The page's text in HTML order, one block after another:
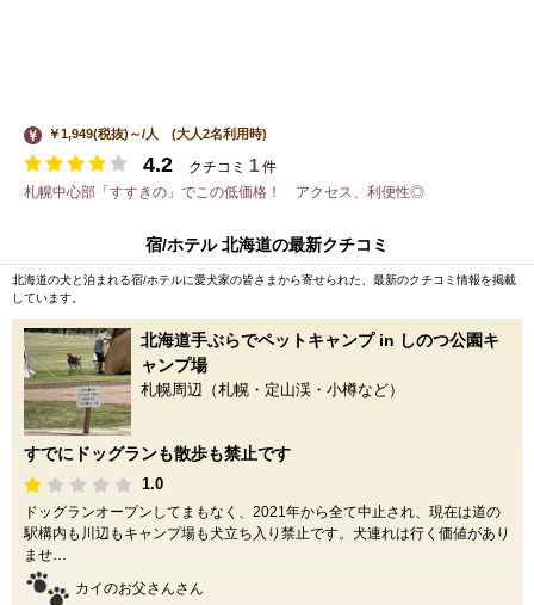
￥1,949(税抜)～/人 (大人2名利用時)
4.2 クチコミ 1 件
札幌中心部「すすきの」でこの低価格！ アクセス、利便性◎
宿/ホテル 北海道の最新クチコミ
北海道の犬と泊まれる宿/ホテルに愛犬家の皆さまから寄せられた、最新のクチコミ情報を掲載
しています。
北海道手ぶらでペットキャンプ in しのつ公園キ
ャンプ場
札幌周辺（札幌・定山渓・小樽など）
すでにドッグランも散歩も禁止です
1.0
ドッグランオープンしてまもなく、2021年から全て中止され、現在は道の
駅構内も川辺もキャンプ場も犬立ち入り禁止です。犬連れは行く価値があり
ませ…
カイのお父さんさん